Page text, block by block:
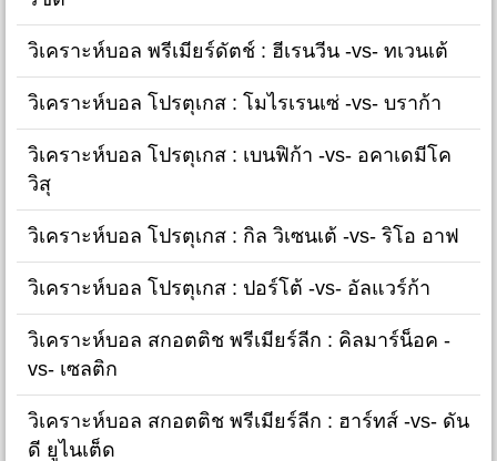
วิเคราะห์บอล พรีเมียร์ดัตช์ : ฮีเรนวีน -vs- ทเวนเต้
วิเคราะห์บอล โปรตุเกส : โมไรเรนเซ่ -vs- บราก้า
วิเคราะห์บอล โปรตุเกส : เบนฟิก้า -vs- อคาเดมีโค
วิสุ
วิเคราะห์บอล โปรตุเกส : กิล วิเซนเต้ -vs- ริโอ อาฟ
วิเคราะห์บอล โปรตุเกส : ปอร์โต้ -vs- อัลแวร์ก้า
วิเคราะห์บอล สกอตติช พรีเมียร์ลีก : คิลมาร์น็อค -
vs- เซลติก
วิเคราะห์บอล สกอตติช พรีเมียร์ลีก : ฮาร์ทส์ -vs- ดัน
ดี ยูไนเต็ด